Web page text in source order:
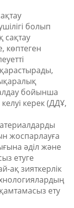
болып
сақтау
көптеген
бойынша
керек (ДДҰ,
жоспарлауға
әділ және
етуге
ақ зияткерлік
қамтамасыз ету